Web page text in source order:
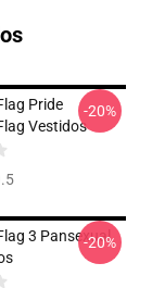
Pride
Vestidos
-20%
3 Pansexual
-20%